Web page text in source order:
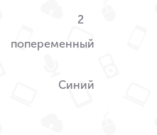
2
попеременный
Синий